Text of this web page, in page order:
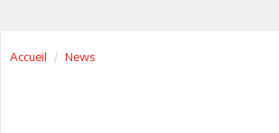
Accueil News